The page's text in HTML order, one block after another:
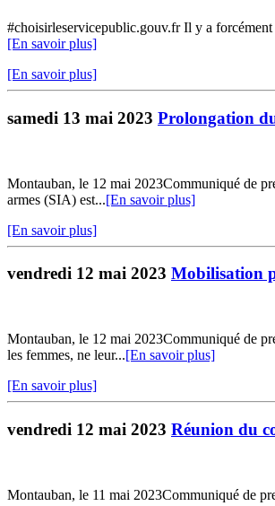
#choisirleservicepublic.gouv.fr Il y a
[En savoir plus]
[En savoir plus]
samedi 13 mai 2023 Prolongation
Montauban, le 12 mai 2023Communiqué de
armes (SIA) est...[En savoir plus]
[En savoir plus]
vendredi 12 mai 2023 Mobilisation
Montauban, le 12 mai 2023Communiqué de
les femmes, ne leur...[En savoir plus]
[En savoir plus]
vendredi 12 mai 2023 Réunion du
Montauban, le 11 mai 2023Communiqué de